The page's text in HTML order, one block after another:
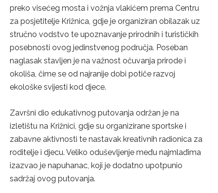
preko visećeg mosta i vožnja vlakićem prema Centru
za posjetitelje Križnica, gdje je organiziran obilazak uz
stručno vodstvo te upoznavanje prirodnih i turističkih
posebnosti ovog jedinstvenog područja. Poseban
naglasak stavljen je na važnost očuvanja prirode i
okoliša, čime se od najranije dobi potiče razvoj
ekološke svijesti kod djece.
Završni dio edukativnog putovanja održan je na
izletištu na Križnici, gdje su organizirane sportske i
zabavne aktivnosti te nastavak kreativnih radionica za
roditelje i djecu. Veliko oduševljenje među najmlađima
izazvao je napuhanac, koji je dodatno upotpunio
sadržaj ovog putovanja.